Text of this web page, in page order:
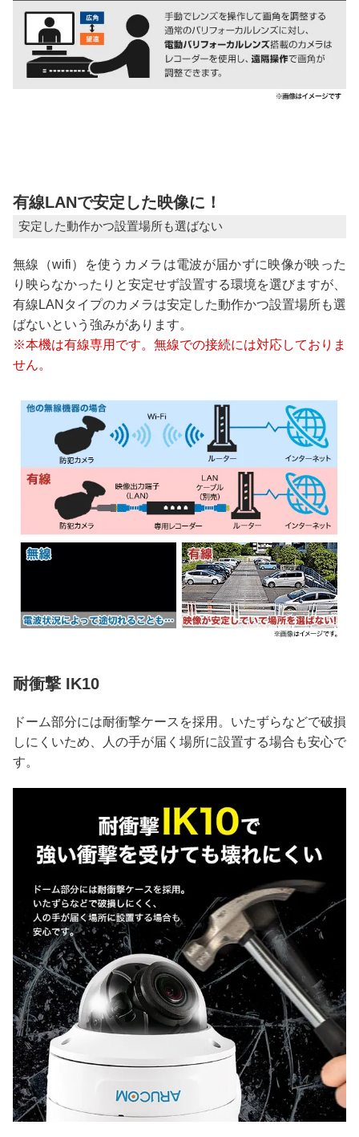
有線LANで安定した映像に！
安定した動作かつ設置場所も選ばない
無線（wifi）を使うカメラは電波が届かずに映像が映った
り映らなかったりと安定せず設置する環境を選びますが、
有線LANタイプのカメラは安定した動作かつ設置場所も選
ばないという強みがあります。
※本機は有線専用です。無線での接続には対応しておりま
せん。
耐衝撃 IK10
ドーム部分には耐衝撃ケースを採用。いたずらなどで破損
しにくいため、人の手が届く場所に設置する場合も安心で
す。